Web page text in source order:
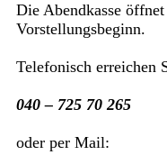
Die Abendkasse
Vorstellungsbeginn.
Telefonisch erreichen
040 – 725 70 265
oder per Mail: